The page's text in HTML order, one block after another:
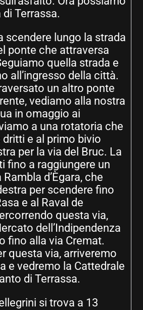
Terrassa.
scendere lungo la strada
ponte che attraversa
quella strada e
all’ingresso della città.
un altro ponte
vediamo alla nostra
in omaggio ai
a una rotatoria che
e al primo bivio
per la via del Bruc. La
fino a raggiungere un
d’Ègara, che
per scendere fino
e al Raval de
questa via,
dell’Indipendenza
fino alla via Cremat.
questa via, arriveremo
e vedremo la Cattedrale
di Terrassa.
si trova a 13